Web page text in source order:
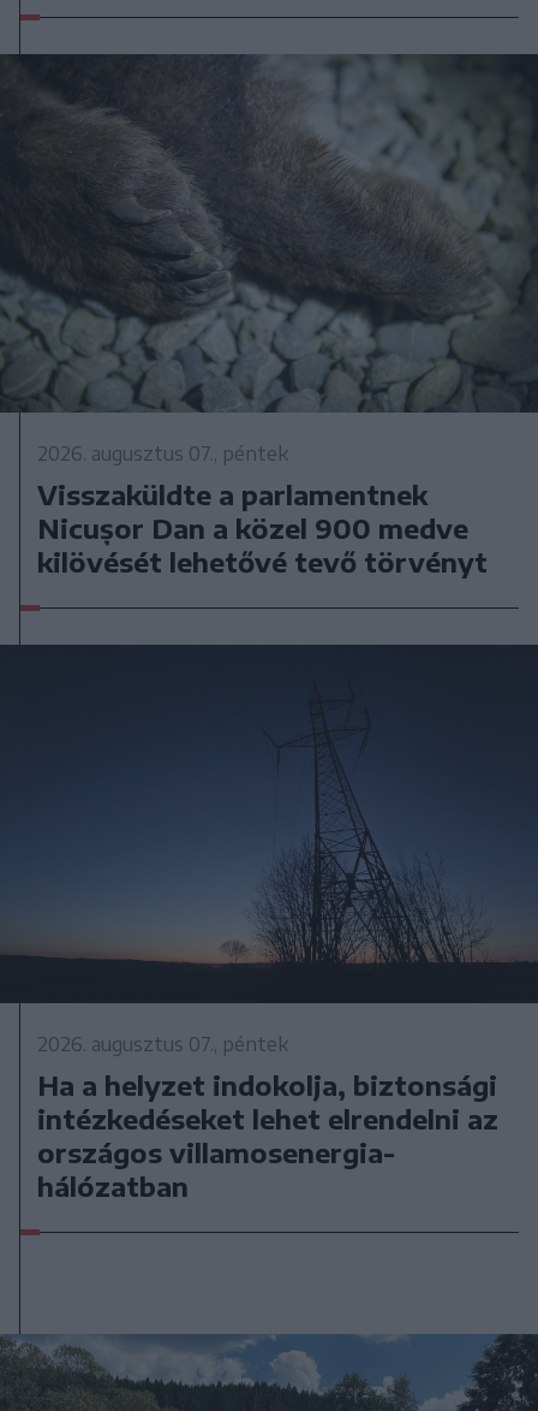
2026. augusztus 07., péntek
Visszaküldte a parlamentnek
Nicușor Dan a közel 900 medve
kilövését lehetővé tevő törvényt
2026. augusztus 07., péntek
Ha a helyzet indokolja, biztonsági
intézkedéseket lehet elrendelni az
országos villamosenergia-
hálózatban